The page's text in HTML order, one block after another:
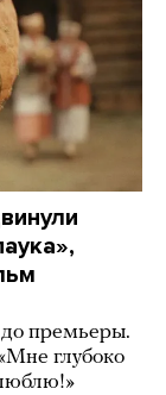
премьеры.
глубоко